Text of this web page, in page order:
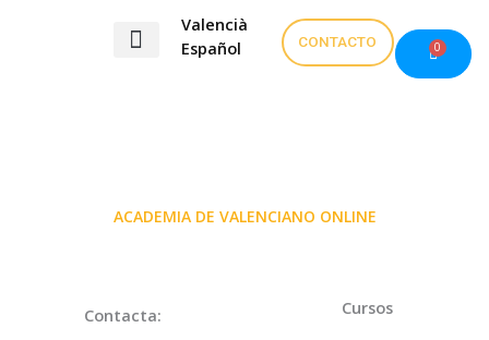
Valencià
Español
CONTACTO 0
Carrito
ACADEMIA DE VALENCIANO ONLINE
Contacta: Cursos